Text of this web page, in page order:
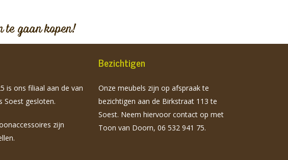
te gaan kopen!
is ons filiaal aan de van
Soest gesloten.
zijn
Bezichtigen
Onze meubels zijn op afspraak te
bezichtigen aan de Birkstraat 113 te
Soest. Neem hiervoor contact op met
Toon van Doorn, 06 532 941 75.